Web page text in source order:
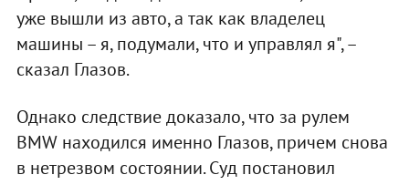
уже вышли из авто, а так как владелец
машины – я, подумали, что и управлял я", –
сказал Глазов.
Однако следствие доказало, что за рулем
BMW находился именно Глазов, причем снова
в нетрезвом состоянии. Суд постановил